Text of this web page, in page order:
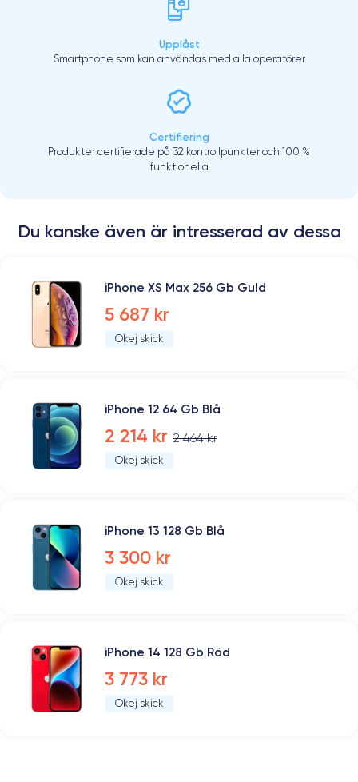
Upplåst
Smartphone som kan användas med alla operatörer
Certifiering
Produkter certifierade på 32 kontrollpunkter och 100 %
funktionella
Du kanske även är intresserad av dessa
iPhone XS Max 256 Gb Guld
5 687 kr
Okej skick
iPhone 12 64 Gb Blå
2 214 kr 2 464 kr
Okej skick
iPhone 13 128 Gb Blå
3 300 kr
Okej skick
iPhone 14 128 Gb Röd
3 773 kr
Okej skick